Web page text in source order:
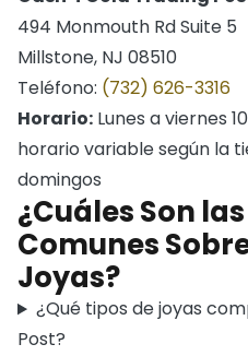
494 Monmouth Rd Suite 5
Millstone, NJ 08510
Teléfono: (732) 626-3316
Horario: Lunes a viernes
horario variable según la
domingos
¿Cuáles Son
Comunes
Joyas?
¿Qué tipos de joyas
Post?